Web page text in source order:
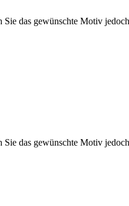
das gewünschte Motiv
das gewünschte Motiv